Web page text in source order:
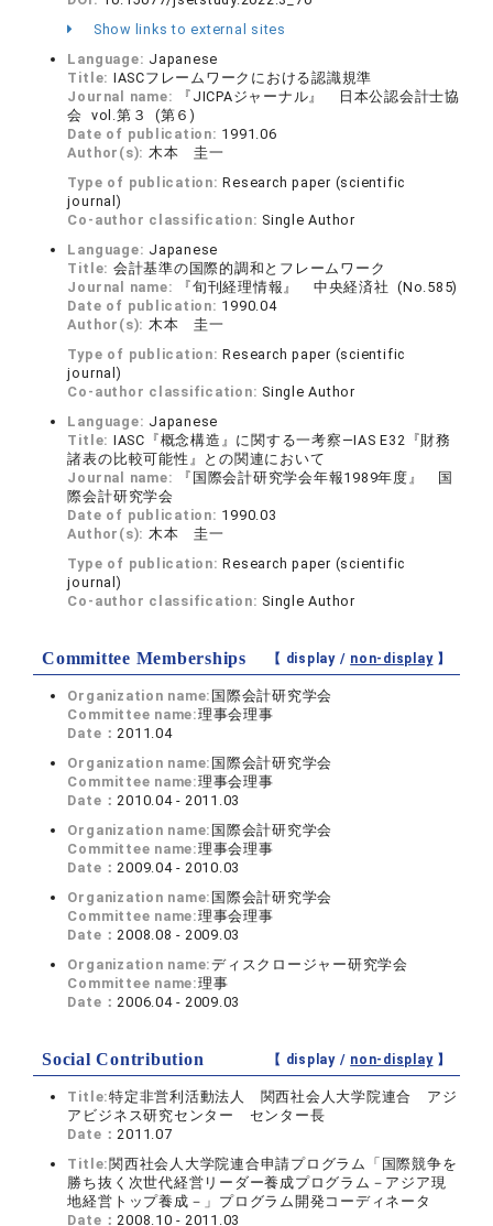
Show links to external sites
Language: Japanese
Title: IASCフレームワークにおける認識規準
Journal name:
『JICPAジャーナル』 日本公認会計士協
会 vol.第３ (第６)
Date of publication: 1991.06
Author(s): 木本 圭一
Type of publication:Research paper (scientific
journal)
Co-author classification: Single Author
Language: Japanese
Title: 会計基準の国際的調和とフレームワーク
Journal name:
『旬刊経理情報』 中央経済社 (No.585)
Date of publication: 1990.04
Author(s): 木本 圭一
Type of publication:Research paper (scientific
journal)
Co-author classification: Single Author
Language: Japanese
Title: IASC『概念構造』に関する一考察―IAS E32『財務
諸表の比較可能性』との関連において
Journal name:
『国際会計研究学会年報1989年度』 国
際会計研究学会
Date of publication: 1990.03
Author(s): 木本 圭一
Type of publication:Research paper (scientific
journal)
Co-author classification: Single Author
Committee Memberships 【 display / non-display】
Organization name: 国際会計研究学会
Committee name:理事会理事
Date：2011.04
Organization name: 国際会計研究学会
Committee name:理事会理事
Date：2010.04 - 2011.03
Organization name: 国際会計研究学会
Committee name:理事会理事
Date：2009.04 - 2010.03
Organization name: 国際会計研究学会
Committee name:理事会理事
Date：2008.08 - 2009.03
Organization name:ディスクロージャー研究学会
Committee name:理事
Date：2006.04 - 2009.03
Social Contribution 【 display / non-display】
Title:特定非営利活動法人 関西社会人大学院連合 アジ
アビジネス研究センター センター長
Date：2011.07
Title: 関西社会人大学院連合申請プログラム「国際競争を
勝ち抜く次世代経営リーダー養成プログラム－アジア現
地経営トップ養成－」プログラム開発コーディネータ
Date：2008.10 - 2011.03